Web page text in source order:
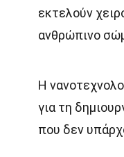
εκτελούν
ανθρώπινο
Η
για τη
που δεν